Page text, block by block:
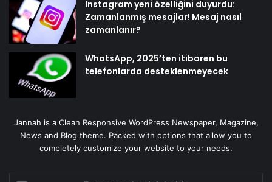
Instagram yeni özelliğini duyurdu:
Zamanlanmış mesajlar! Mesaj nasıl
zamanlanır?
WhatsApp, 2025’ten itibaren bu
telefonlarda desteklenmeyecek
Jannah is a Clean Responsive WordPress Newspaper, Magazine,
News and Blog theme. Packed with options that allow you to
completely customize your website to your needs.